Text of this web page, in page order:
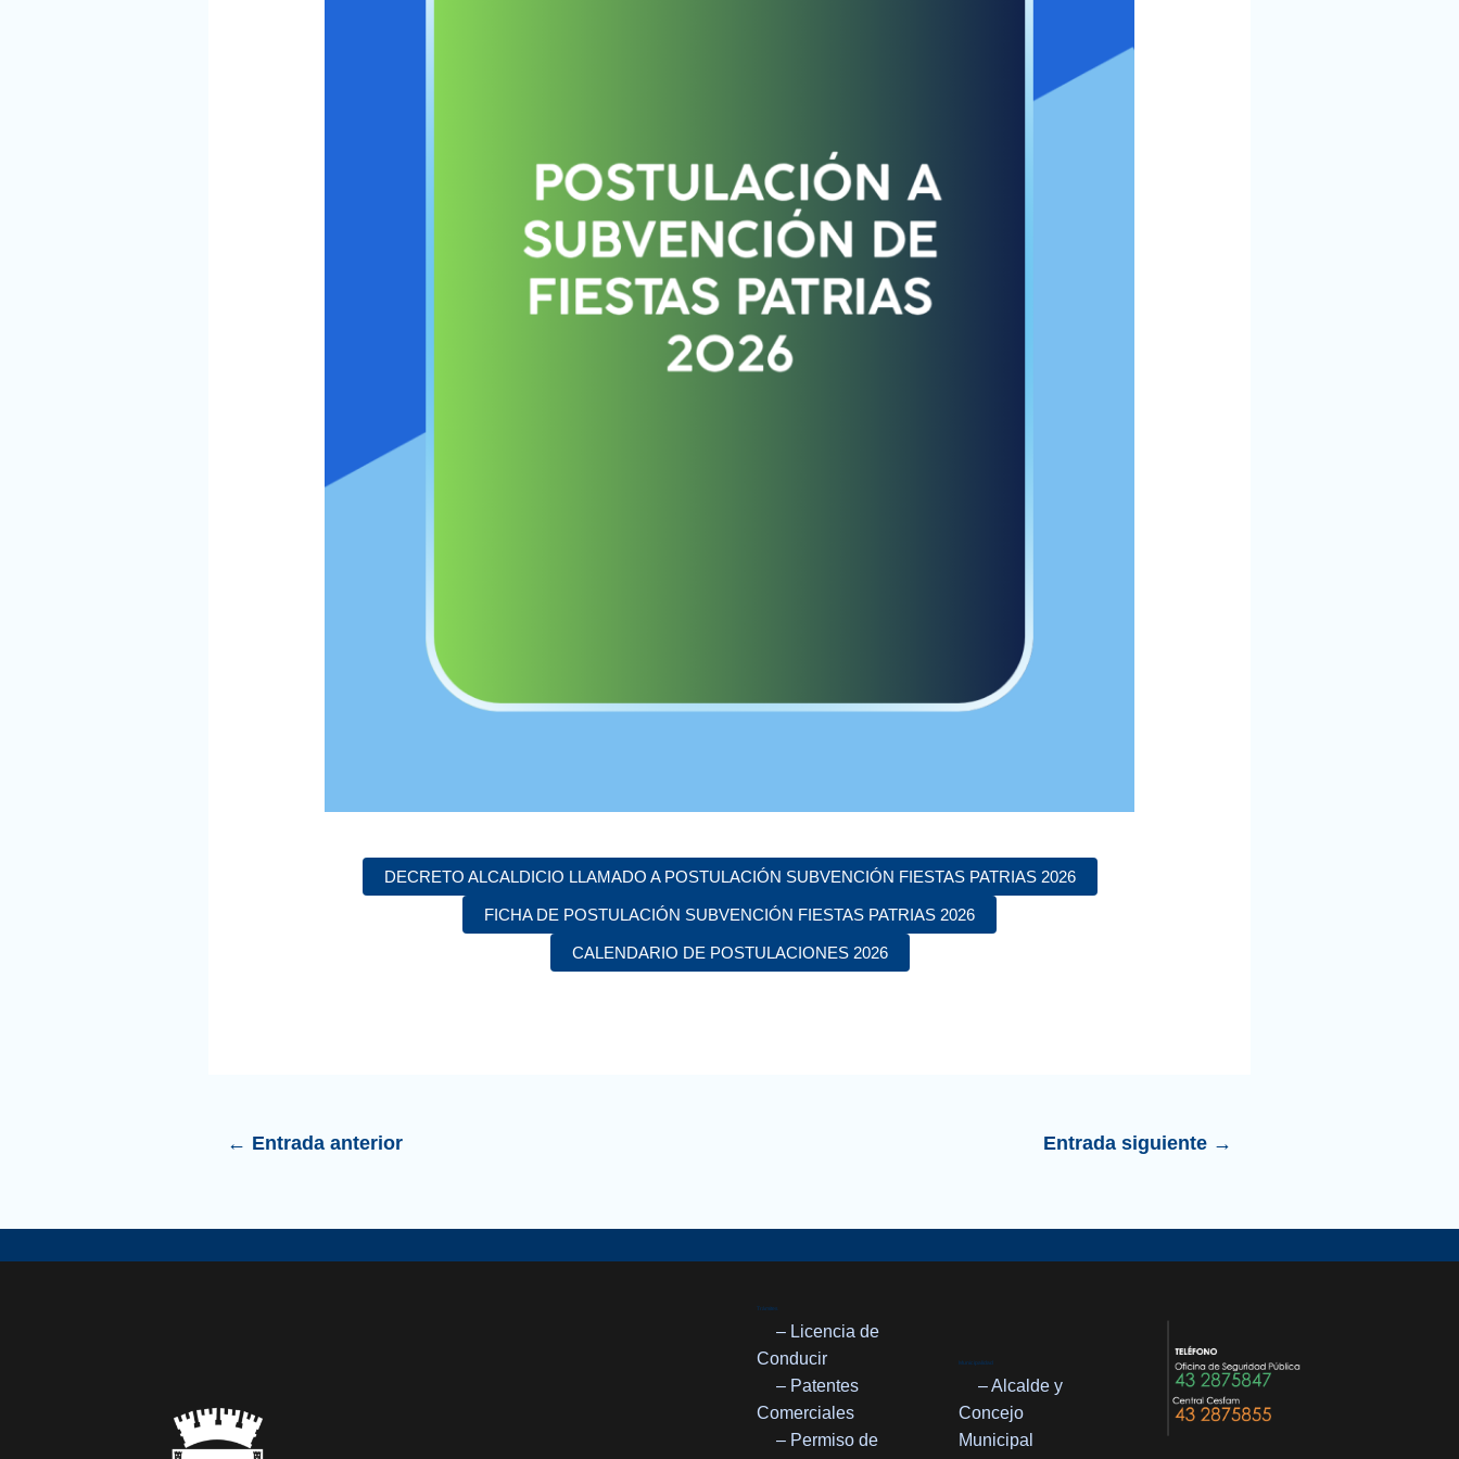
DECRETO ALCALDICIO LLAMADO A POSTULACIÓN SUBVENCIÓN FIESTAS PATRIAS 2026
FICHA DE POSTULACIÓN SUBVENCIÓN FIESTAS PATRIAS 2026
CALENDARIO DE POSTULACIONES 2026
← Entrada anterior Entrada siguiente →
Trámites
– Licencia de
Conducir
– Patentes
Comerciales
– Permiso de
Municipalidad
– Alcalde y
Concejo
Municipal